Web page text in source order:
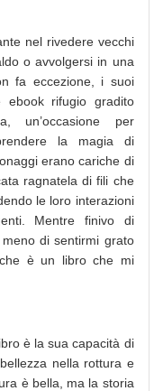
nel rivedere vecchi
o avvolgersi in una
fa eccezione, i suoi
ebook rifugio gradito
un’occasione per
la magia di
erano cariche di
ragnatela di fili che
le loro interazioni
Mentre finivo di
di sentirmi grato
è un libro che mi
è la sua capacità di
nella rottura e
è bella, ma la storia